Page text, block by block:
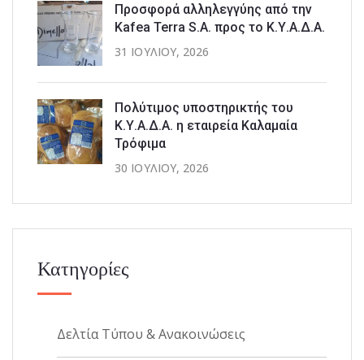
Προσφορά αλληλεγγύης από την
Kafea Terra S.A. προς το Κ.Υ.Α.Δ.Α.
31 ΙΟΥΛΊΟΥ, 2026
Πολύτιμος υποστηρικτής του
Κ.Υ.Α.Δ.Α. η εταιρεία Καλαμαία
Τρόφιμα
30 ΙΟΥΛΊΟΥ, 2026
Κατηγορίες
Δελτία Τύπου & Ανακοινώσεις